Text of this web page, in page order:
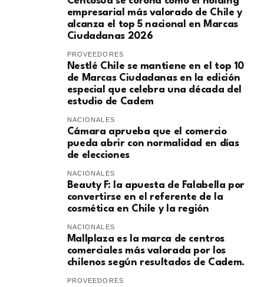
empresarial más valorado de Chile y
alcanza el top 5 nacional en Marcas
Ciudadanas 2026
PROVEEDORES
Nestlé Chile se mantiene en el top 10
de Marcas Ciudadanas en la edición
especial que celebra una década del
estudio de Cadem
NACIONALES
Cámara aprueba que el comercio
pueda abrir con normalidad en días
de elecciones
NACIONALES
Beauty F: la apuesta de Falabella por
convertirse en el referente de la
cosmética en Chile y la región
NACIONALES
Mallplaza es la marca de centros
comerciales más valorada por los
chilenos según resultados de Cadem.
PROVEEDORES